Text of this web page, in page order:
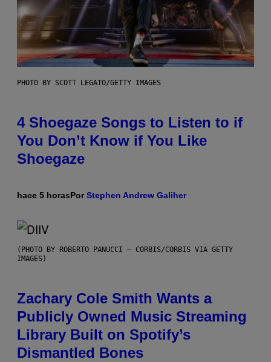
PHOTO BY SCOTT LEGATO/GETTY IMAGES
4 Shoegaze Songs to Listen to if
You Don’t Know if You Like
Shoegaze
hace 5 horasPorStephen Andrew Galiher
(PHOTO BY ROBERTO PANUCCI – CORBIS/CORBIS VIA GETTY
IMAGES)
Zachary Cole Smith Wants a
Publicly Owned Music Streaming
Library Built on Spotify’s
Dismantled Bones